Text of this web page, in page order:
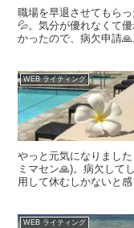
職場を早退させてもら
💦。気分が優れなくて
かったので、病欠申請
WEB ライティング
やっと元気になりまし
ミマセン🙏)。病欠して
用して休むしかないと
WEB ライティング